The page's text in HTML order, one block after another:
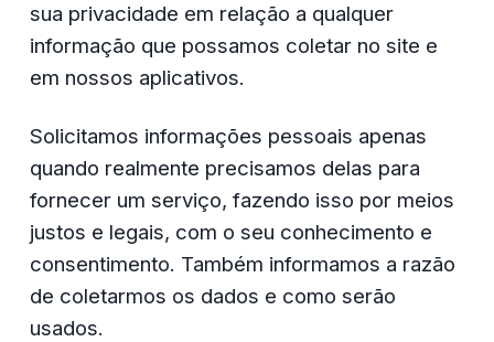
sua privacidade em relação a qualquer
informação que possamos coletar no site e
em nossos aplicativos.
Solicitamos informações pessoais apenas
quando realmente precisamos delas para
fornecer um serviço, fazendo isso por meios
justos e legais, com o seu conhecimento e
consentimento. Também informamos a razão
de coletarmos os dados e como serão
usados.